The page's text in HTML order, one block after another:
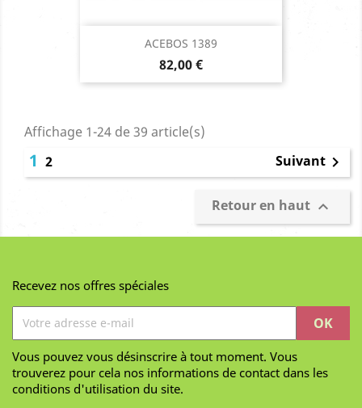
ACEBOS 1389
Prix
82,00 €
Affichage 1-24 de 39 article(s)
1 2 Suivant 
Retour en haut 
Recevez nos offres spéciales
Vous pouvez vous désinscrire à tout moment. Vous
trouverez pour cela nos informations de contact dans les
conditions d'utilisation du site.